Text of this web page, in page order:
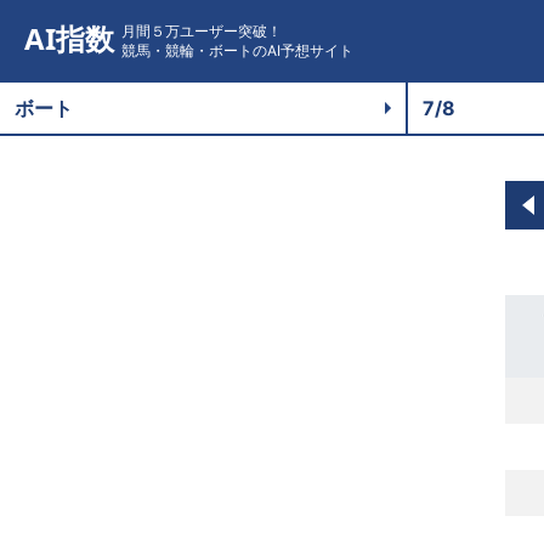
AI指数 月間５万ユーザー突破！
競馬・競輪・ボートのAI予想サイト